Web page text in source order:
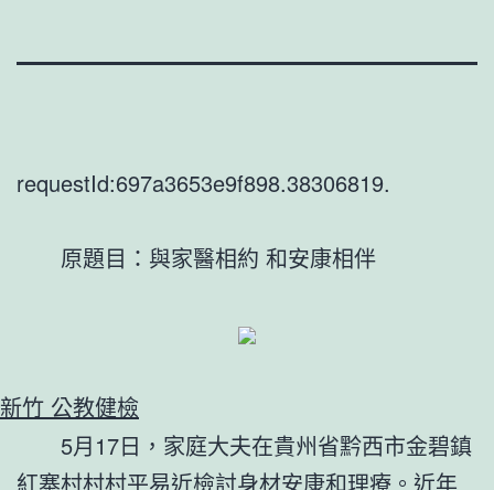
requestId:697a3653e9f898.38306819.
原題目：與家醫相約 和安康相伴
新竹 公教健檢
5月17日，家庭大夫在貴州省黔西市金碧鎮
紅寨村村村平易近檢討身材安康和理療。近年